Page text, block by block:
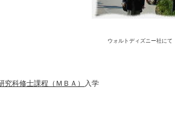
ウォルトディズニー社にて
科修士課程（ＭＢＡ）
入学